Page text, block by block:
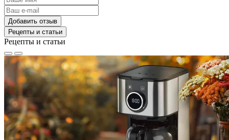
Добавить отзыв
Рецепты и статьи
Рецепты и статьи